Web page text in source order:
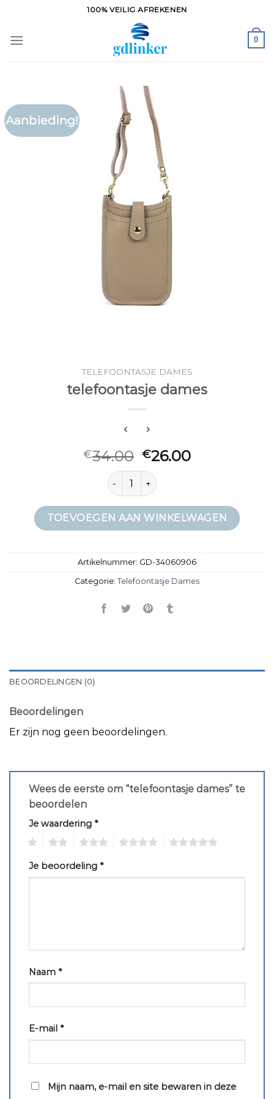
inhoud
100% VEILIG AFREKENEN
0
Aanbieding!
TELEFOONTASJE DAMES
telefoontasje dames
€34.00 €26.00
telefoontasje dames aantal
TOEVOEGEN AAN WINKELWAGEN
Artikelnummer: GD-34060906
Categorie: Telefoontasje Dames
BEOORDELINGEN (0)
Beoordelingen
Er zijn nog geen beoordelingen.
Wees de eerste om “telefoontasje dames” te
beoordelen
Je waardering *
Je beoordeling *
Naam *
E-mail *
Mijn naam, e-mail en site bewaren in deze